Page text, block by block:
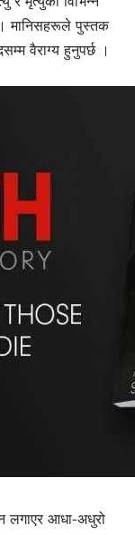
मानिसहरूले पुस्तक
वैराग्य हुनुपर्छ ।
लगाएर आधा-अधुरो